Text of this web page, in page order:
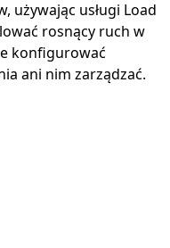
używając usługi Load
rosnący ruch w
konfigurować
ani nim zarządzać.